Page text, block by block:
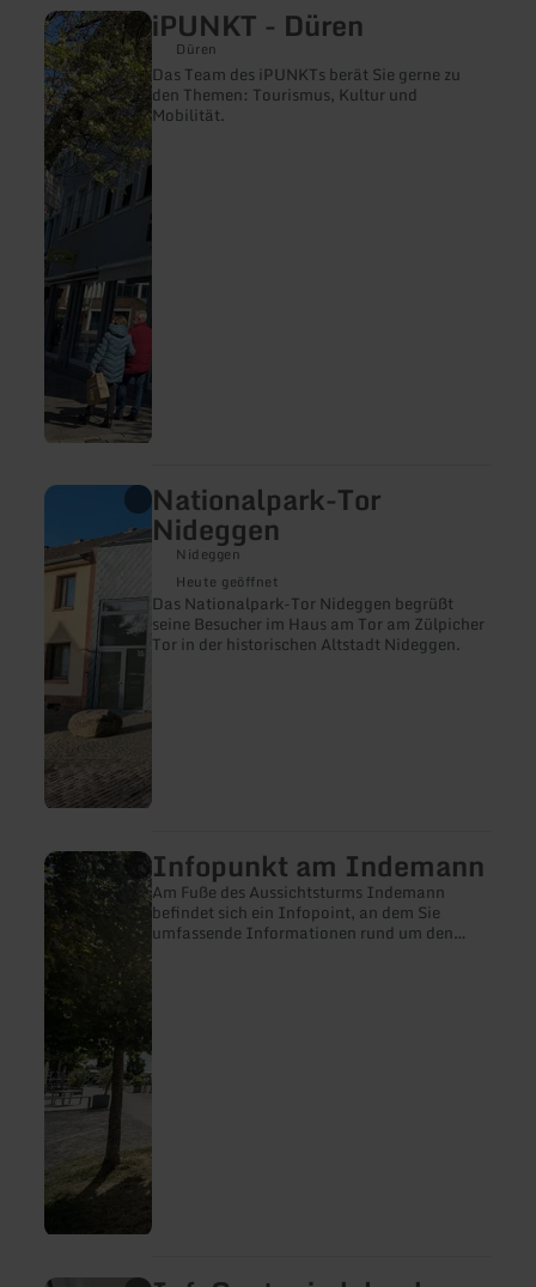
iPUNKT - Düren
Düren
Das Team des iPUNKTs berät Sie gerne zu
den Themen: Tourismus, Kultur und
Mobilität.
mehr
erfahren
zu:
iPUNKT
-
Düren
Nationalpark-Tor
Nideggen
Nideggen
Heute geöffnet
Das Nationalpark-Tor Nideggen begrüßt
seine Besucher im Haus am Tor am Zülpicher
Tor in der historischen Altstadt Nideggen.
mehr
Nationalpark-
Tor
Infopunkt am Indemann
Am Fuße des Aussichtsturms Indemann
befindet sich ein Infopoint, an dem Sie
umfassende Informationen rund um den
mehr
erfahren
zu:
Infopunkt
am
Indemann